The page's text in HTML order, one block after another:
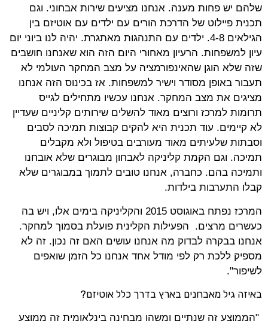
שלהם יש פחות מענה. אנחנו מציעים שירות אבחוני. וגם
תכנית פיילוט של הדרכת הורים עם ילדים עם אוטיזם בין
הגילאים 4-8. ילדים עם התנהגות מאתגרת. יהיה לנו ביוני יום
עיון למשפחות. הרעיון מאחורי היום הזה הוא שאנחנו חושבים
שזה שלא הוגן שהאינפורמציה על מצב המחקר העולמי לא
תעבור באופן מסודר וישיר למשפחות. אז בכינוס הזה אנחנו
מציגים את מצב המחקר. אנחנו עכשיו מתחילים לגייס
תרומות למרכז ורוצים מאוד להשלים שירותים קליניים שעדיין
לא קיימים. עוד תכנית היא להקים קבוצות תמיכה לסבים
וסבתות שלעיתים מאוד מעורבים בטיפול ולא מקבלים
תמיכה. וגם הקמת קליניקה לאבחון מבוגרים שלא אובחנו
ותמיכה בהם. כחברה, אנחנו טובים לתמוך במבוגרים שלא
קבלו התערבות בילדות.
המרכז נפתח באוגוסט 2015 והקליניקה בימים אלו, ויש בה
כעשרים מרצים. הפעילות הקלינית פועלת בסמוך למחקר.
אנחנו בבקרה לבדוק מה אנחנו עושים האם זה נכון. זה לא
מספיק ללכת רק לפי מודל אחד אנחנו כל הזמן שואפים
לשיפור".
באיזה גיל מאבחנים בארץ בדרך כלל אוטיזם?
"הממוצע זה שנתיים ומשהו מבחינה בינלאומית זה ממוצע